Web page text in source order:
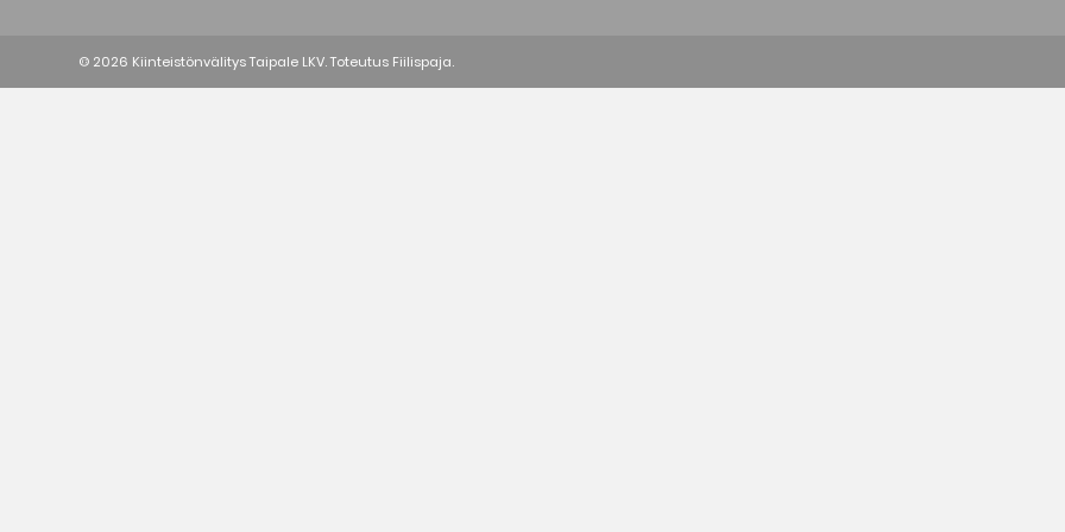
© 2026 Kiinteistönvälitys Taipale LKV. Toteutus Fiilispaja.